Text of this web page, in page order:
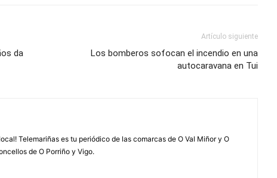
da
Artículo siguiente
Los bomberos sofocan el incendio en una
autocaravana en Tui
Telemariñas es tu periódico de las comarcas de O Val Miñor y O
de O Porriño y Vigo.